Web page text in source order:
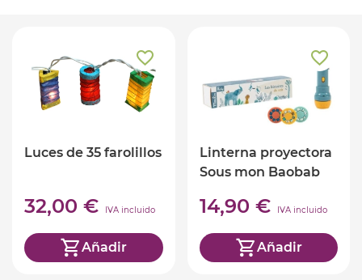
Luces de 35 farolillos
32,00 € IVA incluido
Añadir
Linterna proyectora
Sous mon Baobab
14,90 € IVA incluido
Añadir